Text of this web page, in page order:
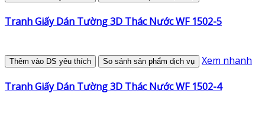
Tranh Giấy Dán Tường 3D Thác Nước WF 1502-5
Thêm vào DS yêu thích So sánh sản phẩm dịch vụ Xem nhanh
Tranh Giấy Dán Tường 3D Thác Nước WF 1502-4